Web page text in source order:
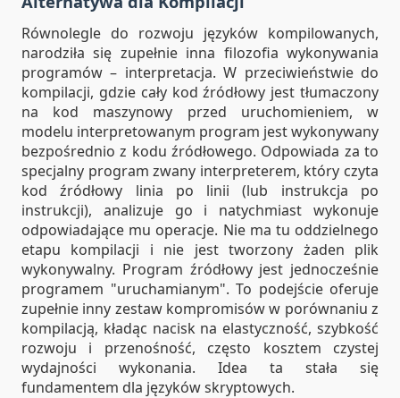
Równolegle do rozwoju języków kompilowanych,
narodziła się zupełnie inna filozofia wykonywania
programów – interpretacja. W przeciwieństwie do
kompilacji, gdzie cały kod źródłowy jest tłumaczony
na kod maszynowy przed uruchomieniem, w
modelu interpretowanym program jest wykonywany
bezpośrednio z kodu źródłowego. Odpowiada za to
specjalny program zwany interpreterem, który czyta
kod źródłowy linia po linii (lub instrukcja po
instrukcji), analizuje go i natychmiast wykonuje
odpowiadające mu operacje. Nie ma tu oddzielnego
etapu kompilacji i nie jest tworzony żaden plik
wykonywalny. Program źródłowy jest jednocześnie
programem "uruchamianym". To podejście oferuje
zupełnie inny zestaw kompromisów w porównaniu z
kompilacją, kładąc nacisk na elastyczność, szybkość
rozwoju i przenośność, często kosztem czystej
wydajności wykonania. Idea ta stała się
fundamentem dla języków skryptowych.